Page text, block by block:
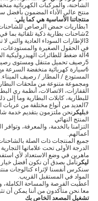
الشاحنة، والمركبات الكهربائية
منتج عالي الأداء المضمون بأفضل
منتجاتنا الأساسية هي كما يلي:
1بطاريات حمض الرصاص للشاحنات الكهربائية والمركبات الكهربائية
2شاحنات بطارية ذكية تلقائية بما في ذلك التردد الصناعي والتردد العالي
3الإطارات السوداء العادية
في الحقول الصغيرة والمستودعات،
4آلة ضغط للطائرات الهيدروليكية الصلبة لتركيب وتفكيك الإطارات الصلبة
5رصيف تحميل متنقل ومستوى رصيف ثابت لتحميل الحاويات والبضائع
المستودع / المطار / رصيف الميناء.
القفازات، الاتصالات، أنظمة ري
للبطارية، كابلات البطارية وما إلى
7العديد من أنواع مختلفة من عربات الغولف ومركبات السياحة
فيليكر نحن ملتزمون بتقديم خدمة
المنتج النهائي
التزامنا بالخدمة، والمعرفة،
أعمالهم.
جميع المنتجات ذات الصلة
ماهرين في وضع الاستعداد لأي
ليكر نأمل بصدق أن نكون أفضل خيار
سنكرس أنفسنا لإثراء كتالوجات
المواد في المستقبل القريب.
أعطيت الفرصة والمساحة الكاملة،
معا.نحن متأكدون من أننا يمكن أن
تشغيل المصعد الخاص بك